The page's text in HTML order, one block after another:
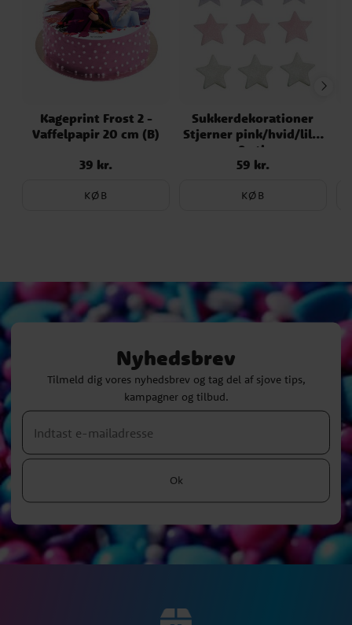
Kageprint Frost 2 -
Vaffelpapir 20 cm (B)
Pris: 39 kr.
39 kr.
KØB
Sukkerdekorationer
Stjerner pink/hvid/lilla
9 stk
Pris: 59 kr.
59 kr.
KØB
Nyhedsbrev
Tilmeld dig vores nyhedsbrev og tag del af sjove tips,
kampagner og tilbud.
Ok